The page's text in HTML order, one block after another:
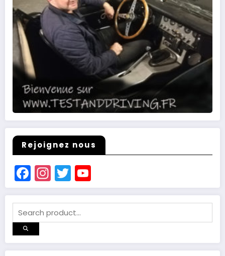
Rejoignez nous
Facebook
Instagram
Twitter
Channel